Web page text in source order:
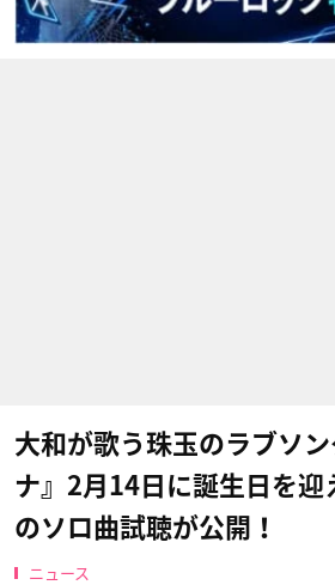
大和が歌う珠玉のラブソ
ナ』2月14日に誕生日を迎
のソロ曲試聴が公開！
ニュース